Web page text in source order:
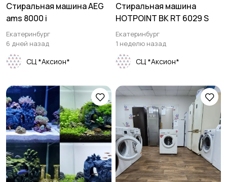
Стиральная машина AEG
ams 8000 i
Екатеринбург
6 дней назад
СЦ *Аксион*
Стиральная машина
HOTPOINT BK RT 6029 S
Екатеринбург
1 неделю назад
СЦ *Аксион*